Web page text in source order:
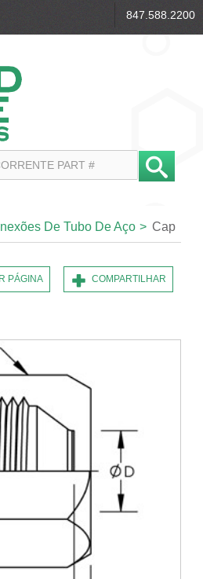
847.588.2200
De Tubo De Aço > Cap
COMPARTILHAR
PÁGINA